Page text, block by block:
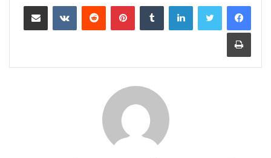
لينكدإن بينتيريست مشاركة عبر البريد
طباعة